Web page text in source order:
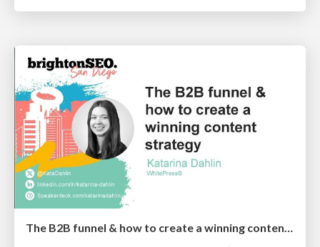
The B2B funnel & how to create a winning content strategy